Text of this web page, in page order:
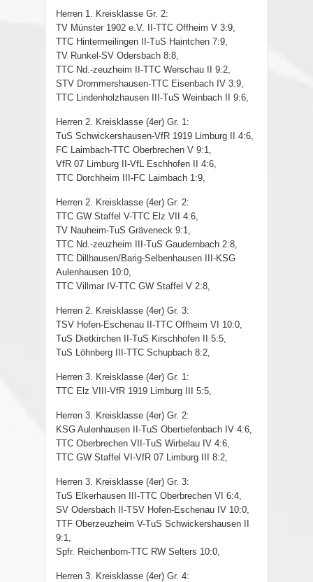
Herren 1. Kreisklasse Gr. 2:
TV Münster 1902 e.V. II-TTC Offheim V 3:9,
TTC Hintermeilingen II-TuS Haintchen 7:9,
TV Runkel-SV Odersbach 8:8,
TTC Nd.-zeuzheim II-TTC Werschau II 9:2,
STV Drommershausen-TTC Eisenbach IV 3:9,
TTC Lindenholzhausen III-TuS Weinbach II 9:6,
Herren 2. Kreisklasse (4er) Gr. 1:
TuS Schwickershausen-VfR 1919 Limburg II 4:6,
FC Laimbach-TTC Oberbrechen V 9:1,
VfR 07 Limburg II-VfL Eschhofen II 4:6,
TTC Dorchheim III-FC Laimbach 1:9,
Herren 2. Kreisklasse (4er) Gr. 2:
TTC GW Staffel V-TTC Elz VII 4:6,
TV Nauheim-TuS Gräveneck 9:1,
TTC Nd.-zeuzheim III-TuS Gaudernbach 2:8,
TTC Dillhausen/Barig-Selbenhausen III-KSG
Aulenhausen 10:0,
TTC Villmar IV-TTC GW Staffel V 2:8,
Herren 2. Kreisklasse (4er) Gr. 3:
TSV Hofen-Eschenau II-TTC Offheim VI 10:0,
TuS Dietkirchen II-TuS Kirschhofen II 5:5,
TuS Löhnberg III-TTC Schupbach 8:2,
Herren 3. Kreisklasse (4er) Gr. 1:
TTC Elz VIII-VfR 1919 Limburg III 5:5,
Herren 3. Kreisklasse (4er) Gr. 2:
KSG Aulenhausen II-TuS Obertiefenbach IV 4:6,
TTC Oberbrechen VII-TuS Wirbelau IV 4:6,
TTC GW Staffel VI-VfR 07 Limburg III 8:2,
Herren 3. Kreisklasse (4er) Gr. 3:
TuS Elkerhausen III-TTC Oberbrechen VI 6:4,
SV Odersbach II-TSV Hofen-Eschenau IV 10:0,
TTF Oberzeuzheim V-TuS Schwickershausen II
9:1,
Spfr. Reichenborn-TTC RW Selters 10:0,
Herren 3. Kreisklasse (4er) Gr. 4: